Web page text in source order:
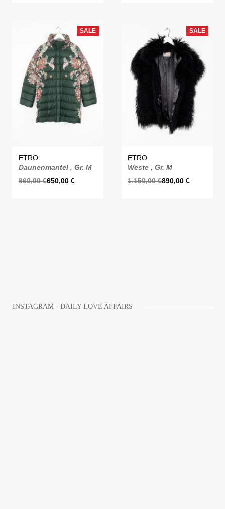
SALE
ETRO
Daunenmantel , Gr. M
860,00€650,00 €
SALE
ETRO
Weste , Gr. M
1.150,00€890,00€
INSTAGRAM - DAILY LOVE AFFAIRS